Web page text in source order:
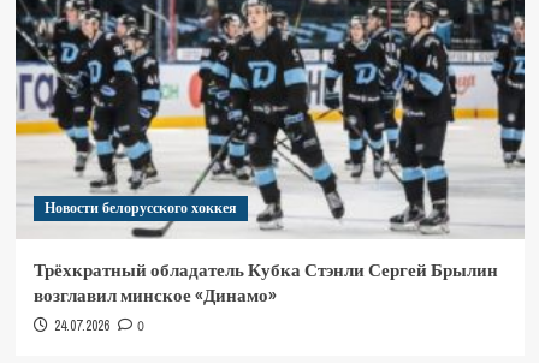
Новости белорусского хоккея
Трёхкратный обладатель Кубка Стэнли Сергей Брылин
возглавил минское «Динамо»
24.07.2026 0